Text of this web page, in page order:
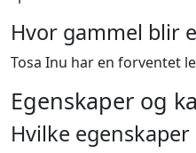
Hvor gammel blir
Tosa Inu har en forventet
Egenskaper og
Hvilke